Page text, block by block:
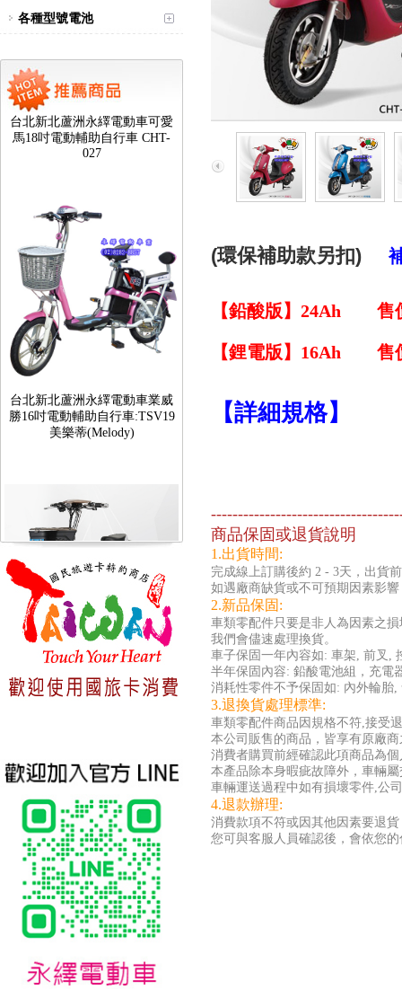
各種型號電池
台北新北蘆洲永繹電動車可愛
馬18吋電動輔助自行車 CHT-
027
勝16吋電動輔助自行車:TSV19
美樂蒂(Melody)
台北新北蘆洲永繹電動車可愛
馬18吋電動輔助自行車 CHT-
027
台北新北蘆洲永繹電動車業威
勝16吋電動輔助自行車:TSV19
(環保補助款另扣)
【鉛酸版】24Ah 售
【鋰電版】16Ah 售
【詳細規格】
商品保固或退貨說明
1.出貨時間:
完成線上訂購後約 2 - 3天，出貨
如遇廠商缺貨或不可預期因素影
2.新品保固:
車類零配件只要是非人為因素之
我們會儘速處理換貨。
車子保固一年內容如: 車架,
半年保固內容: 鉛酸電池組，充電
消耗性零件不予保固如: 內外輪胎
3.退換貨處理標準:
車類零配件商品因規格不符,接受
本公司販售的商品，皆享有原廠
消費者購買前經確認此項商品為
本產品除本身暇疵故障外，車輛
車輛運送過程中如有損壞零件,公
4.退款辦理:
消費款項不符或因其他因素要退
您可與客服人員確認後，會依您